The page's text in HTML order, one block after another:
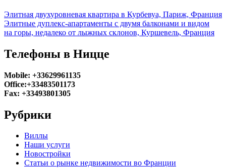
Элитная двухуровневая квартира в Курбевуа, Париж, Франция
Элитные дуплекс-апартаменты с двумя балконами и видом
на горы, недалеко от лыжных склонов, Куршевель, Франция
Телефоны в Ницце
Mobile: +33629961135
Office:+33483501173
Fax: +33493801305
Рубрики
Виллы
Наши услуги
Новостройки
Статьи о рынке недвижимости во Франции